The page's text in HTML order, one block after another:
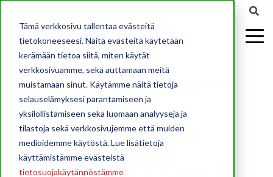
Tämä verkkosivu tallentaa evästeitä
tietokoneeseesi. Näitä evästeitä käytetään
kerämään tietoa siitä, miten käytät
verkkosivuamme, sekä auttamaan meitä
muistamaan sinut. Käytämme näitä tietoja
selauselämyksesi parantamiseen ja
yksilöllistämiseen sekä luomaan analyyseja ja
tilastoja sekä verkkosivujemme että muiden
medioidemme käytöstä. Lue lisätietoja
käyttämistämme evästeistä
tietosuojakäytännöstämme